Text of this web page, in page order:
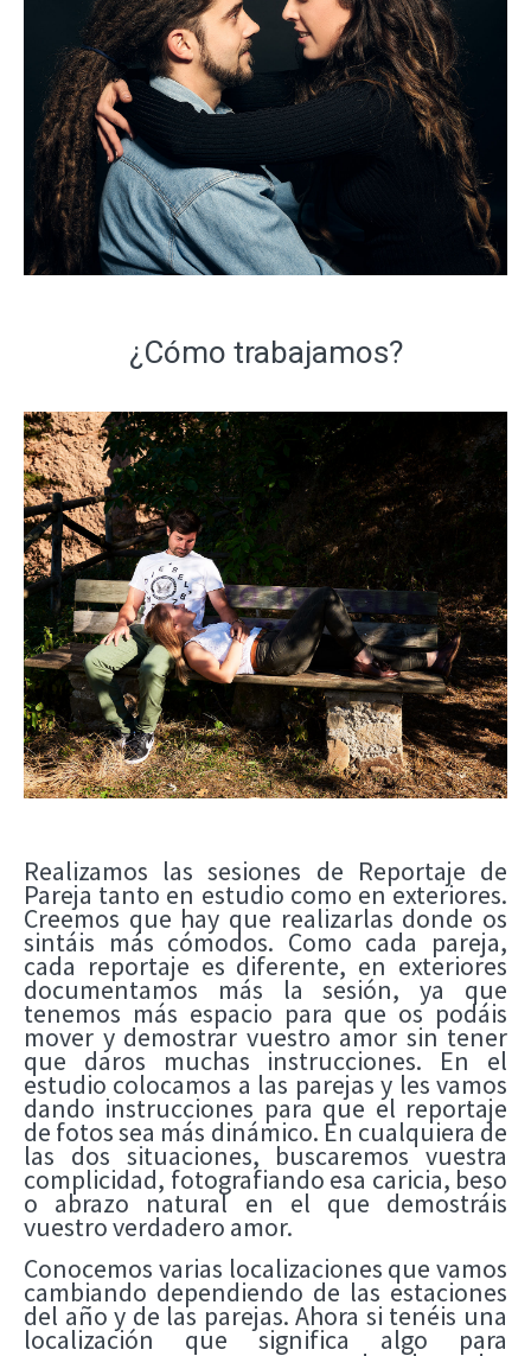
¿Cómo trabajamos?
Realizamos las sesiones de Reportaje de
Pareja tanto en estudio como en exteriores.
Creemos que hay que realizarlas donde os
sintáis más cómodos. Como cada pareja,
cada reportaje es diferente, en exteriores
documentamos más la sesión, ya que
tenemos más espacio para que os podáis
mover y demostrar vuestro amor sin tener
que daros muchas instrucciones. En el
estudio colocamos a las parejas y les vamos
dando instrucciones para que el reportaje
de fotos sea más dinámico. En cualquiera de
las dos situaciones, buscaremos vuestra
complicidad, fotografiando esa caricia, beso
o abrazo natural en el que demostráis
vuestro verdadero amor.
Conocemos varias localizaciones que vamos
cambiando dependiendo de las estaciones
del año y de las parejas. Ahora si tenéis una
localización que significa algo para